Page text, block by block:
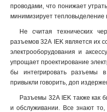
проводами, что понижает
минимизирует тепловыделение
Не считая технических
разъемов 32А IEK является их
электрооборудования и
упрощает проектирование
бы интегрировать разъемы
привыкли говорить, доп
Разъемы 32А IEK также как
и обслуживании. Все знают то,